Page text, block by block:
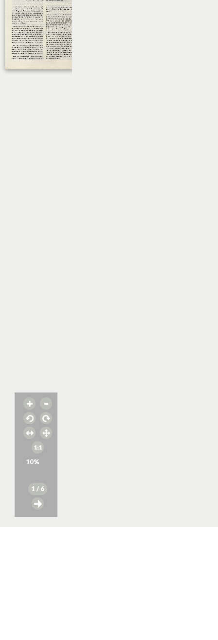
10%
1 / 6